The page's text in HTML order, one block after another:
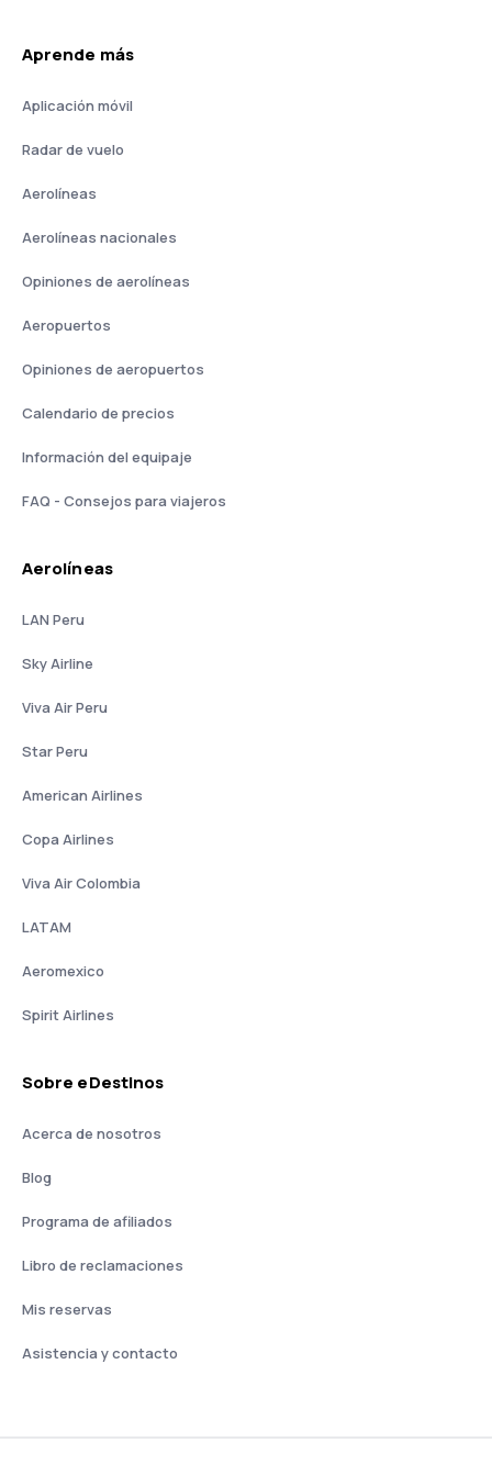
Aprende más
Aplicación móvil
Radar de vuelo
Aerolíneas
Aerolíneas nacionales
Opiniones de aerolíneas
Aeropuertos
Opiniones de aeropuertos
Calendario de precios
Información del equipaje
FAQ - Consejos para viajeros
Aerolíneas
LAN Peru
Sky Airline
Viva Air Peru
Star Peru
American Airlines
Copa Airlines
Viva Air Colombia
LATAM
Aeromexico
Spirit Airlines
Sobre eDestinos
Acerca de nosotros
Blog
Programa de afiliados
Libro de reclamaciones
Mis reservas
Asistencia y contacto